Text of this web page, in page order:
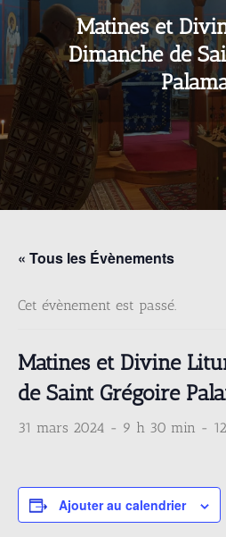
Matines et
Dimanche de
« Tous les Évènements
Cet évènement est passé.
Matines et Divine
de Saint Grégoire
31 mars 2024 - 9 h 30 min -
Ajouter au calendrier